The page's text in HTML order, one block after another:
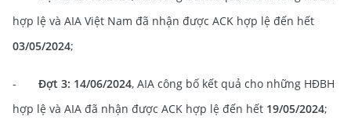
hợp lệ và AIA Việt Nam đã nhận được ACK hợp lệ đến hết
03/05/2024;
- Đợt 3: 14/06/2024, AIA công bố kết quả cho những HĐBH
hợp lệ và AIA đã nhận được ACK hợp lệ đến hết 19/05/2024;